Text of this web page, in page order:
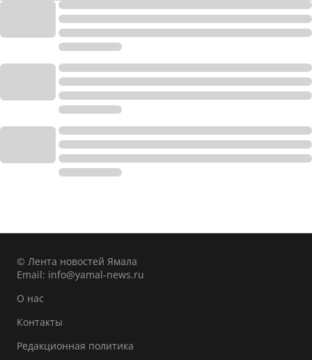
© Лента новостей Ямала
Email: info@yamal-news.ru
О нас
Контакты
Редакционная политика